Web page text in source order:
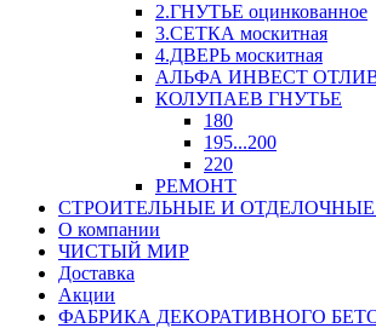
2.ГНУТЬЕ оцинкованное
3.СЕТКА москитная
4.ДВЕРЬ москитная
АЛЬФА ИНВЕСТ
КОЛУПАЕВ ГНУТЬЕ
180
195...200
220
РЕМОНТ
СТРОИТЕЛЬНЫЕ И
О компании
ЧИСТЫЙ МИР
Доставка
Акции
ФАБРИКА ДЕКОРАТИВНОГО